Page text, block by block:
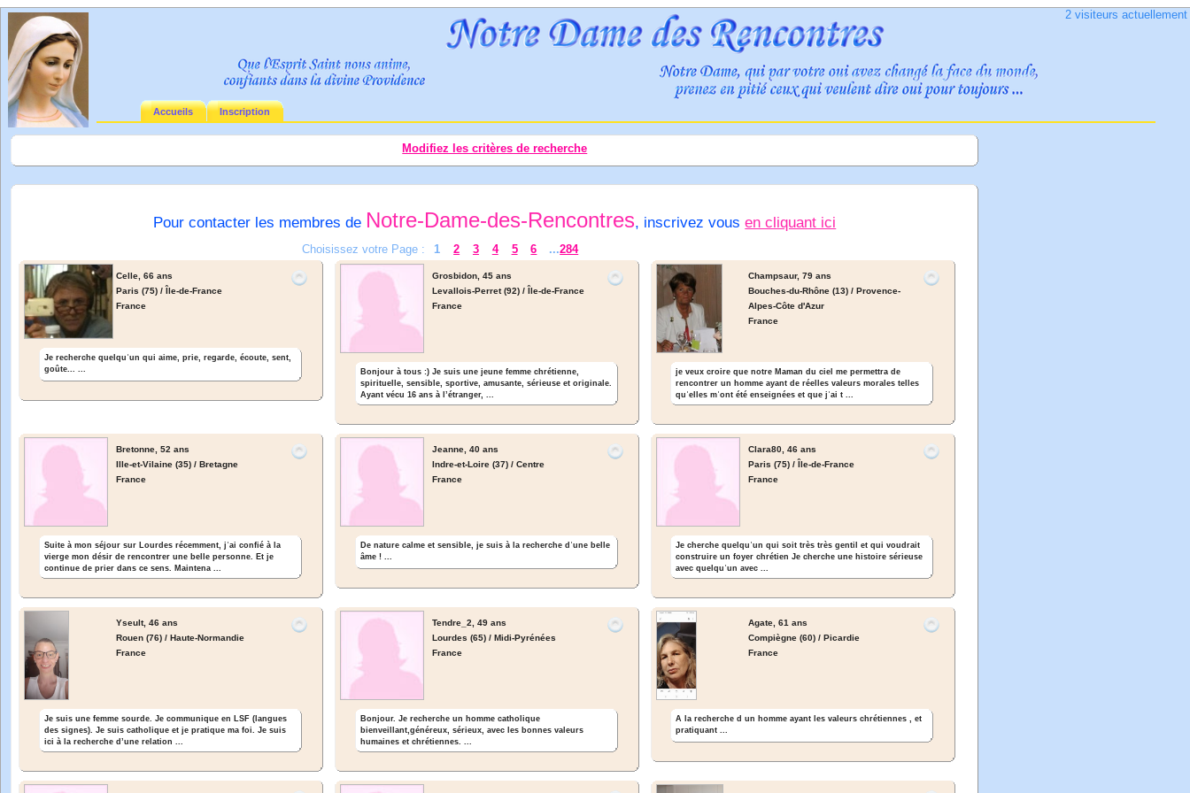
2 visiteurs actuellement
Accueils Inscription
Modifiez les critères de recherche
Pour contacter les membres de Notre-Dame-des-Rencontres, inscrivez vousen cliquant ici
Choisissez votre Page : 1 2 3 4 5 6 ...284
Celle, 66 ans
Paris (75) / Île-de-France
France
Je recherche quelquʾun qui aime, prie, regarde, écoute, sent,
goûte... ...
Grosbidon, 45 ans
Levallois-Perret (92) / Île-de-France
France
Bonjour à tous :) Je suis une jeune femme chrétienne,
spirituelle, sensible, sportive, amusante, sérieuse et originale.
Ayant vécu 16 ans à l’étranger, ...
Champsaur, 79 ans
Bouches-du-Rhône (13) / Provence-
Alpes-Côte d'Azur
France
je veux croire que notre Maman du ciel me permettra de
rencontrer un homme ayant de réelles valeurs morales telles
quʾelles mʾont été enseignées et que jʾai t ...
Bretonne, 52 ans
Ille-et-Vilaine (35) / Bretagne
France
Suite à mon séjour sur Lourdes récemment, jʾai confié à la
vierge mon désir de rencontrer une belle personne. Et je
continue de prier dans ce sens. Maintena ...
Jeanne, 40 ans
Indre-et-Loire (37) / Centre
France
De nature calme et sensible, je suis à la recherche dʾune belle
âme ! ...
Clara80, 46 ans
Paris (75) / Île-de-France
France
Je cherche quelquʾun qui soit très très gentil et qui voudrait
construire un foyer chrétien Je cherche une histoire sérieuse
avec quelquʾun avec ...
Yseult, 46 ans
Rouen (76) / Haute-Normandie
France
Je suis une femme sourde. Je communique en LSF (langues
des signes). Je suis catholique et je pratique ma foi. Je suis
ici à la recherche d’une relation ...
Tendre_2,
49 ans
Lourdes (65) / Midi-Pyrénées
France
Bonjour. Je recherche un homme catholique
bienveillant,généreux, sérieux, avec les bonnes valeurs
humaines et chrétiennes. ...
Agate, 61 ans
Compiègne (60) / Picardie
France
A la recherche d un homme ayant les valeurs chrétiennes , et
pratiquant ...